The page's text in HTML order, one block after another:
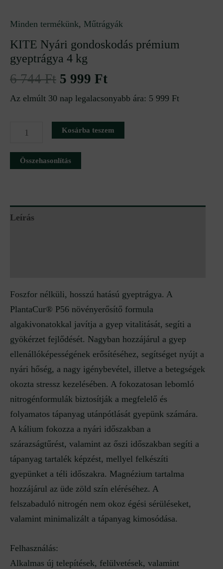
Minden termékünk, Műtrágyák
KITE Nyári gondoskodás prémium
gyeptrágya 4 kg
6 744Ft 5 999 Ft
Az elmúlt 30 nap legalacsonyabb ára: 5 999 Ft
Kosárba teszem
Összehasonlítás
Leírás
Foszfor nélküli, hosszú hatású gyeptrágya. A
PlantaCur® P56 növényerősítő formula
algakivonatokkal javítja a gyep vitalitását, segíti a
gyökérzet fejlődését. Nagyban hozzájárul a gyep
ellenállóképességének erősítéséhez, segítséget nyújt a
nyári hőség, a nagy igénybevétel, illetve a betegségek
okozta stressz kezelésében. A fokozatosan lebomló
nitrogénformulák biztosítják a megfelelő és
folyamatos tápanyag utánpótlását gyepünk számára.
A kálium fokozza a nyári időszakban a
szárazságtűrést, valamint az őszi időszakban segíti a
tápanyag tartalék képzést, mellyel felkészíti
gyepünket a téli időszakra. Magnézium tartalma
hozzájárul az üde zöld szín eléréséhez. A
felszabaduló nitrogén nem okoz égési sérüléseket,
valamint minimalizált a tápanyag kimosódása.
Felhasználás:
Alkalmas új telepítések, felülvetések, valamint